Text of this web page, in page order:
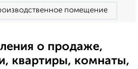
помещение
о продаже,
квартиры, комнаты,